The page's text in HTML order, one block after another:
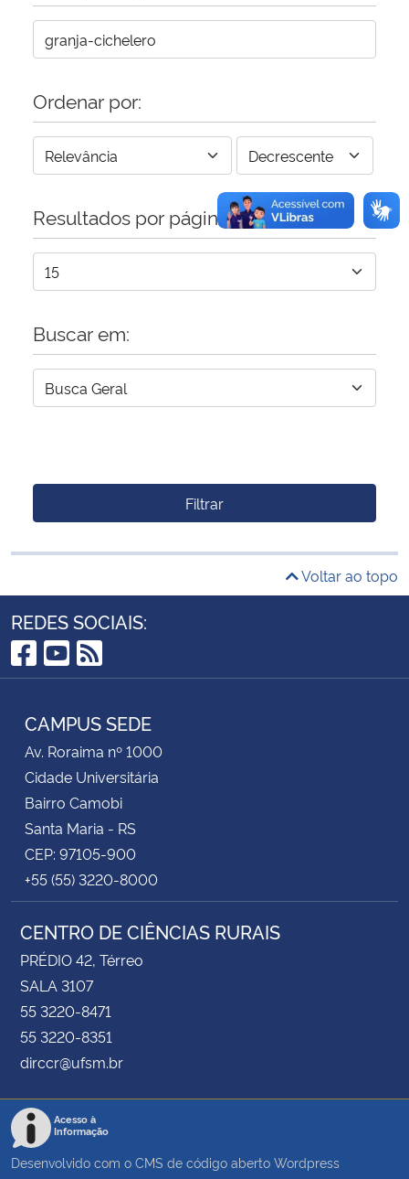
Secretaria de Governo
Advocacia-Geral da União
Ordenar por:
Resultados por página:
Buscar em:
Filtrar
Voltar ao topo
REDES SOCIAIS:
Facebook
YouTube
RSS
CAMPUS SEDE
Av. Roraima nº 1000
Cidade Universitária
Bairro Camobi
Santa Maria - RS
CEP: 97105-900
+55 (55) 3220-8000
CENTRO DE CIÊNCIAS RURAIS
PRÉDIO 42, Térreo
SALA 3107
55 3220-8471
55 3220-8351
dirccr@ufsm.br
Acesso à
Informação
Desenvolvido com o CMS de código aberto Wordpress